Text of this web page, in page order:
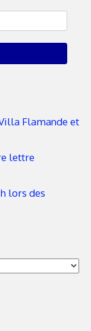
Flamande et
lettre
lors des